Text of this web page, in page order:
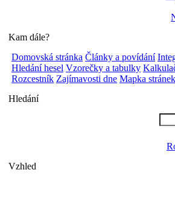
Kam dále?
Domovská stránka Články a povídání
Hledání hesel Vzorečky a tabulky
Rozcestník Zajímavosti dne Mapka stránek
Hledání
Vzhled